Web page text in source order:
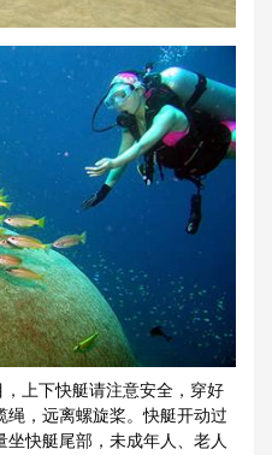
上下快艇请注意安全，穿好
绳，远离螺旋桨。快艇开动过
快艇尾部，未成年人、老人